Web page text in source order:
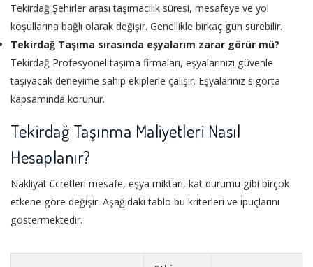
Tekirdağ Şehirler arası taşımacılık süresi, mesafeye ve yol
koşullarına bağlı olarak değişir. Genellikle birkaç gün sürebilir.
Tekirdağ Taşıma sırasında eşyalarım zarar görür mü?
Tekirdağ Profesyonel taşıma firmaları, eşyalarınızı güvenle
taşıyacak deneyime sahip ekiplerle çalışır. Eşyalarınız sigorta
kapsamında korunur.
Tekirdağ Taşınma Maliyetleri Nasıl
Hesaplanır?
Nakliyat ücretleri mesafe, eşya miktarı, kat durumu gibi birçok
etkene göre değişir. Aşağıdaki tablo bu kriterleri ve ipuçlarını
göstermektedir.